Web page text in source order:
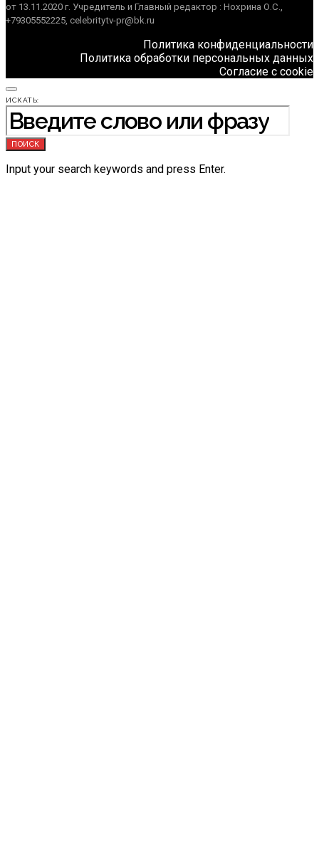
от 13.11.2020 г. Учредитель и Главный редактор : Нохрина О.С.,
+79305552225, celebritytv-pr@bk.ru
Политика конфиденциальности
Политика обработки персональных данных
Согласие с cookie
ИСКАТЬ:
ПОИСК
Input your search keywords and press Enter.